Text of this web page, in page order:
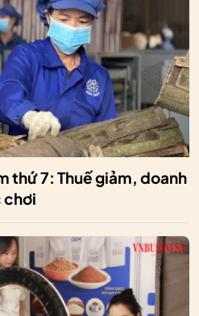
thứ 7: Thuế giảm, doanh
chơi